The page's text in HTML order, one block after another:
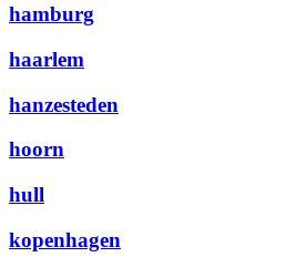
hamburg
haarlem
hanzesteden
hoorn
hull
kopenhagen